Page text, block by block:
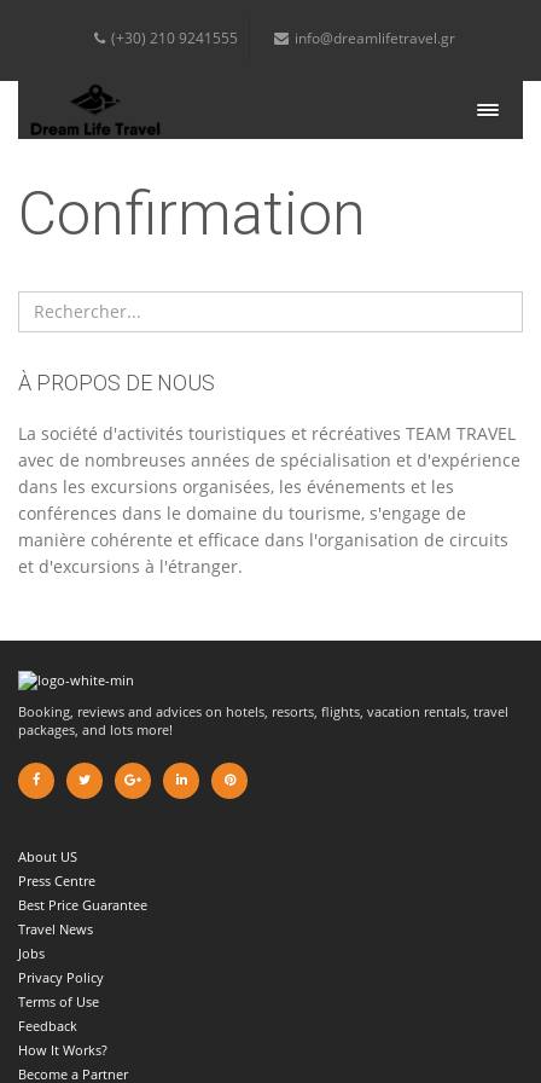
Ouvrir la barre d'outils
(+30) 210 9241555 info@dreamlifetravel.gr
Confirmation
À PROPOS DE NOUS
La société d'activités touristiques et récréatives TEAM TRAVEL
avec de nombreuses années de spécialisation et d'expérience
dans les excursions organisées, les événements et les
conférences dans le domaine du tourisme, s'engage de
manière cohérente et efficace dans l'organisation de circuits
et d'excursions à l'étranger.
Booking, reviews and advices on hotels, resorts, flights, vacation rentals, travel
packages, and lots more!
About US
Press Centre
Best Price Guarantee
Travel News
Jobs
Privacy Policy
Terms of Use
Feedback
How It Works?
Become a Partner